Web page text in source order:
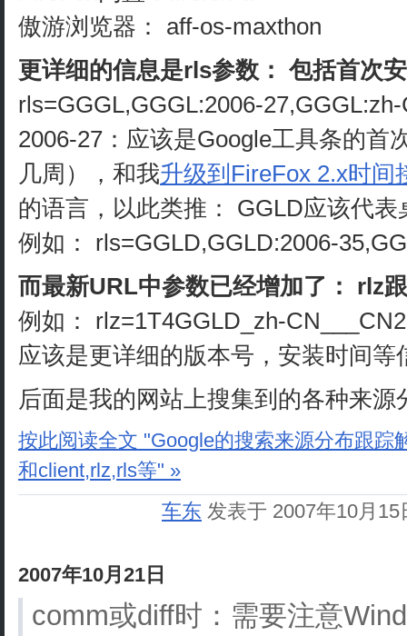
傲游浏览器： aff-os-maxthon
更详细的信息是rls参数： 包括首次
rls=GGGL,GGGL:2006-
2006-27：应该是Google工具条的首
几周），和我升级到FireFox 2.x时间
的语言，以此类推： GGLD应该代表
例如： rls=GGLD,GGLD:2006-
而最新URL中参数已经增加了： rlz
例如： rlz=1T4GGLD_zh-
应该是更详细的版本号，安装时间等
后面是我的网站上搜集到的各种来源
按此阅读全文 "Google的搜索来源分布跟踪
和client,rlz,rls等" »
车东 发表于 2007年10月
2007年10月21日
comm或diff时：需要注意